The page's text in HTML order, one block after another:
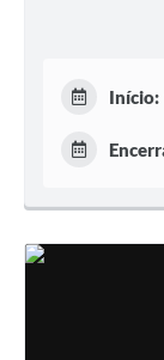
Início: